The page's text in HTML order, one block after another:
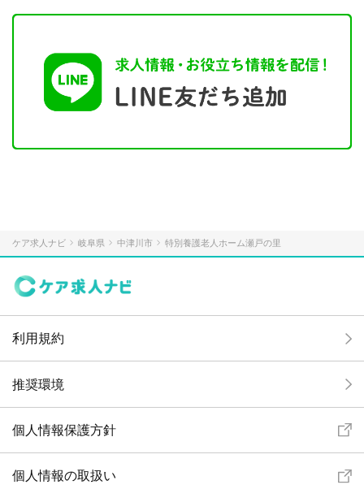
ケア求人ナビ 岐阜県 中津川市 特別養護老人ホーム瀬戸の里
利用規約
推奨環境
個人情報保護方針
個人情報の取扱い